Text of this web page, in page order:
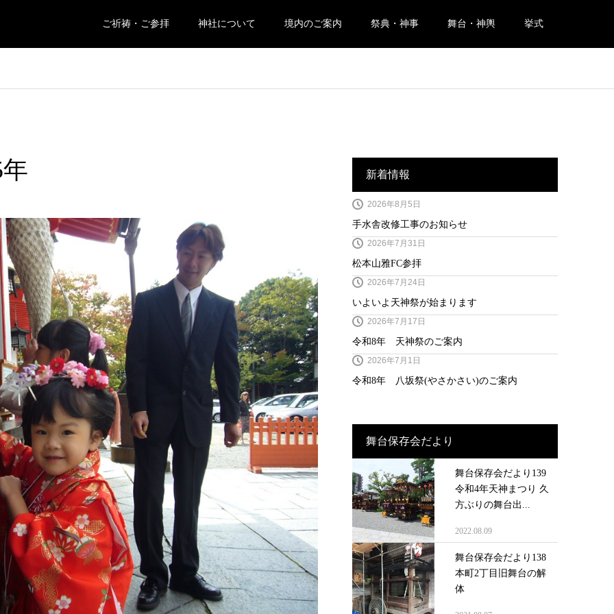
ご祈祷・ご参拝 神社について 境内のご案内 祭典・神事 舞台・神輿 挙式
新着情報
手水舎改修工事のお知らせ
2026年8月5日
松本山雅FC参拝
2026年7月31日
いよいよ天神祭が始まります
2026年7月24日
令和8年 天神祭のご案内
2026年7月17日
令和8年 八坂祭(やさかさい)のご案内
2026年7月1日
舞台保存会だより
舞台保存会だより139
令和4年天神まつり 久
方ぶりの舞台出...
2022.08.09
舞台保存会だより138
本町2丁目旧舞台の解
体